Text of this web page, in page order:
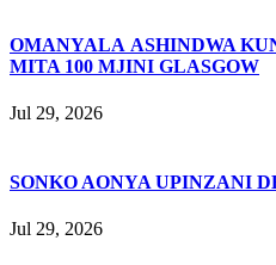
OMANYALA ASHINDWA
MITA 100 MJINI GLASGOW
Jul 29, 2026
SONKO AONYA UPINZANI
Jul 29, 2026